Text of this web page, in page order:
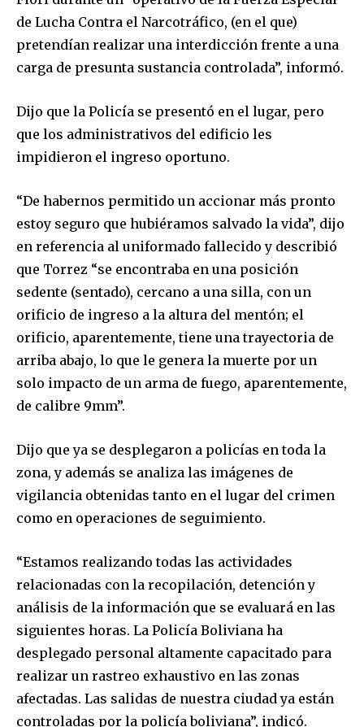
Join our community of
SUBSCRIBERS and be part of the
conversation.
To subscribe, simply enter your email address on our website
or click the subscribe button below. Don't worry, we respect
your privacy and won't spam your inbox. Your information is
safe with us.
de Lucha Contra el Narcotráfico, (en el que)
pretendían realizar una interdicción frente a una
carga de presunta sustancia controlada”, informó.
Dijo que la Policía se presentó en el lugar, pero
que los administrativos del edificio les
impidieron el ingreso oportuno.
“De habernos permitido un accionar más pronto
estoy seguro que hubiéramos salvado la vida”, dijo
en referencia al uniformado fallecido y describió
que Torrez “se encontraba en una posición
sedente (sentado), cercano a una silla, con un
orificio de ingreso a la altura del mentón; el
orificio, aparentemente, tiene una trayectoria de
arriba abajo, lo que le genera la muerte por un
solo impacto de un arma de fuego, aparentemente,
de calibre 9mm”.
Dijo que ya se desplegaron a policías en toda la
zona, y además se analiza las imágenes de
vigilancia obtenidas tanto en el lugar del crimen
como en operaciones de seguimiento.
“Estamos realizando todas las actividades
relacionadas con la recopilación, detención y
análisis de la información que se evaluará en las
siguientes horas. La Policía Boliviana ha
desplegado personal altamente capacitado para
realizar un rastreo exhaustivo en las zonas
afectadas. Las salidas de nuestra ciudad ya están
controladas por la policía boliviana”, indicó.